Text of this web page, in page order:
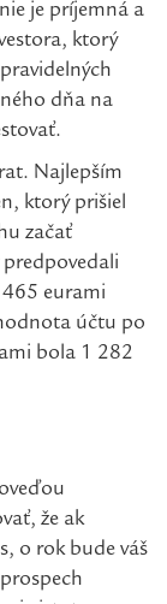
je príjemná a
ktorý
dňa na
Najlepším
ktorý prišiel
začať
eurami
účtu po
bola 1 282
že ak
o rok bude váš